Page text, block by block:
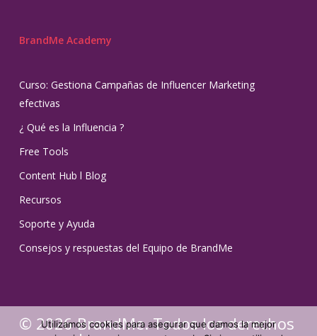
BrandMe Academy
Curso: Gestiona Campañas de Influencer Marketing
efectivas
¿ Qué es la Influencia ?
Free Tools
Content Hub l Blog
Recursos
Soporte y Ayuda
Consejos y respuestas del Equipo de BrandMe
© 2026 BrandMe. Todos los derechos
Utilizamos cookies para asegurar que damos la mejor